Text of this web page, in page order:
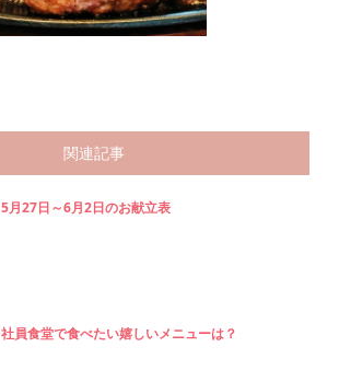
関連記事
5月27日～6月2日のお献立表
社員食堂で食べたい嬉しいメニューは？